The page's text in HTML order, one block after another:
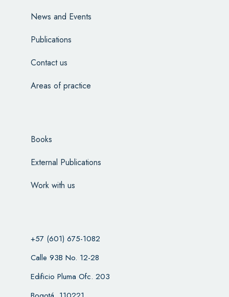
News and Events
Publications
Contact us
Areas of practice
Books
External Publications
Work with us
+57 (601) 675-1082
Calle 93B No. 12-28
Edificio Pluma Ofc. 203